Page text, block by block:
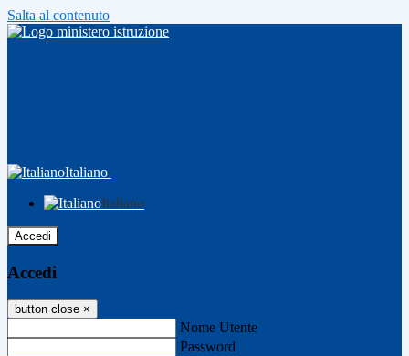
Salta al contenuto
Italiano
Italiano
Accedi
Accedi
button close ×
Nome Utente
Password